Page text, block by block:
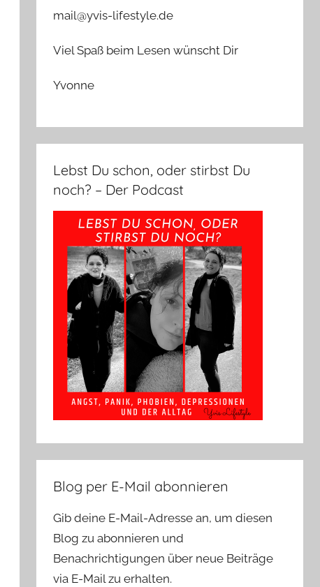
mail@yvis-lifestyle.de
Viel Spaß beim Lesen wünscht Dir
Yvonne
Lebst Du schon, oder stirbst Du
noch? – Der Podcast
Blog per E-Mail abonnieren
Gib deine E-Mail-Adresse an, um diesen
Blog zu abonnieren und
Benachrichtigungen über neue Beiträge
via E-Mail zu erhalten.